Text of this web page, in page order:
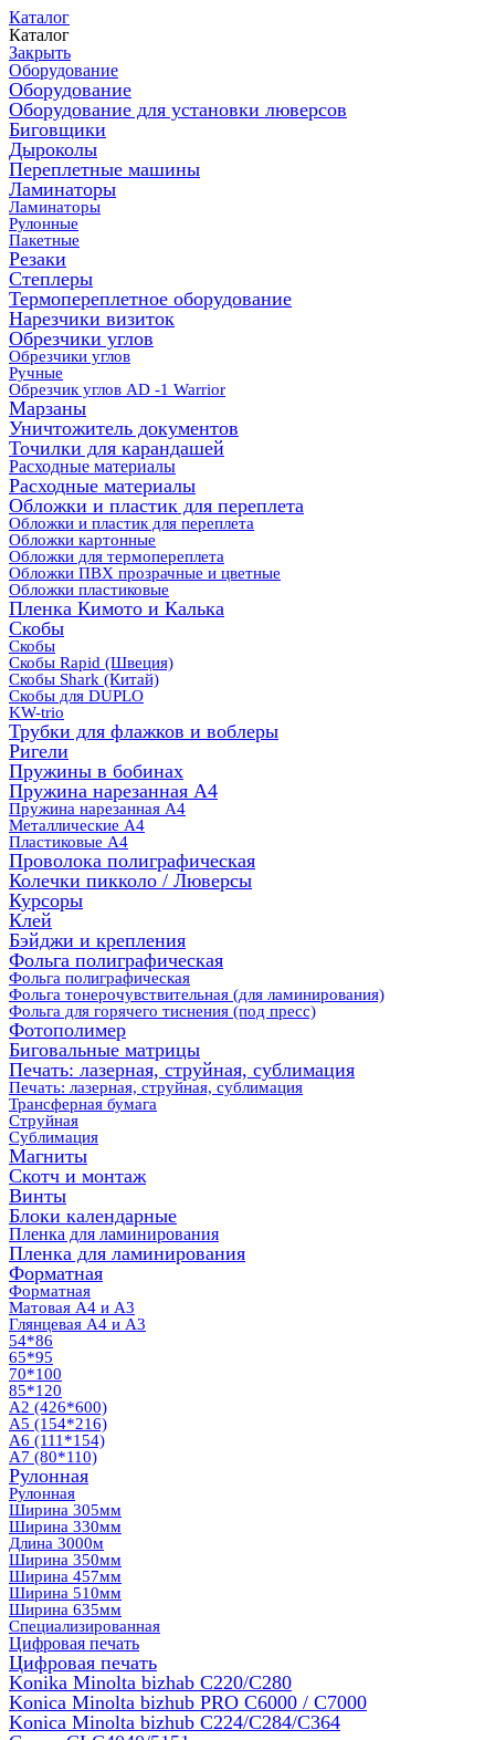
Каталог
Каталог
Закрыть
Оборудование
Оборудование
Оборудование для установки люверсов
Биговщики
Дыроколы
Переплетные машины
Ламинаторы
Ламинаторы
Рулонные
Пакетные
Резаки
Степлеры
Термопереплетное оборудование
Нарезчики визиток
Обрезчики углов
Обрезчики углов
Ручные
Обрезчик углов AD -1 Warrior
Марзаны
Уничтожитель документов
Точилки для карандашей
Расходные материалы
Расходные материалы
Обложки и пластик для переплета
Обложки и пластик для переплета
Обложки картонные
Обложки для термопереплета
Обложки ПВХ прозрачные и цветные
Обложки пластиковые
Пленка Кимото и Калька
Скобы
Скобы
Скобы Rapid (Швеция)
Скобы Shark (Китай)
Скобы для DUPLO
KW-trio
Трубки для флажков и воблеры
Ригели
Пружины в бобинах
Пружина нарезанная А4
Пружина нарезанная А4
Металлические А4
Пластиковые А4
Проволока полиграфическая
Колечки пикколо / Люверсы
Курсоры
Клей
Бэйджи и крепления
Фольга полиграфическая
Фольга полиграфическая
Фольга тонерочувствительная (для ламинирования)
Фольга для горячего тиснения (под пресс)
Фотополимер
Биговальные матрицы
Печать: лазерная, струйная, сублимация
Печать: лазерная, струйная, сублимация
Трансферная бумага
Струйная
Сублимация
Магниты
Скотч и монтаж
Винты
Блоки календарные
Пленка для ламинирования
Пленка для ламинирования
Форматная
Форматная
Матовая А4 и А3
Глянцевая А4 и А3
54*86
65*95
70*100
85*120
А2 (426*600)
А5 (154*216)
А6 (111*154)
А7 (80*110)
Рулонная
Рулонная
Ширина 305мм
Ширина 330мм
Длина 3000м
Ширина 350мм
Ширина 457мм
Ширина 510мм
Ширина 635мм
Специализированная
Цифровая печать
Цифровая печать
Konika Minolta bizhab C220/C280
Konica Minolta bizhub PRO C6000 / C7000
Konica Minolta bizhub С224/С284/С364